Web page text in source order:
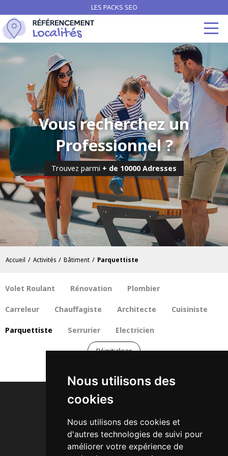
Nous utilisons des
cookies
Nous utilisons des cookies et
d'autres technologies de suivi pour
améliorer votre expérience de
LES PACKS SEO
Vous recherchez un
Professionnel ?
Trouvez parmi + de 10000 Adresses
Accueil / Activités / Bâtiment / Parquettiste
Volet Roulant Rénovation Plombier
Carreleur Chauffagiste Architecte Cuisiniste
Parquettiste Serrurier Electricien
Réinitialiser
Activités
A Quoi ça Sert ?